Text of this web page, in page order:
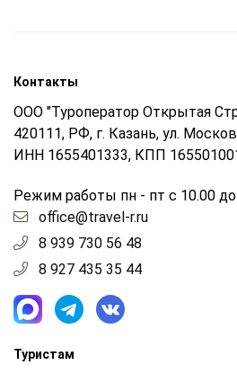
Контакты
ООО "Туроператор Открытая
420111, РФ, г. Казань, ул.
ИНН 1655401333, КПП
Режим работы пн - пт с 10.00
office@travel-r.ru
8 939 730 56 48
8 927 435 35 44
Туристам